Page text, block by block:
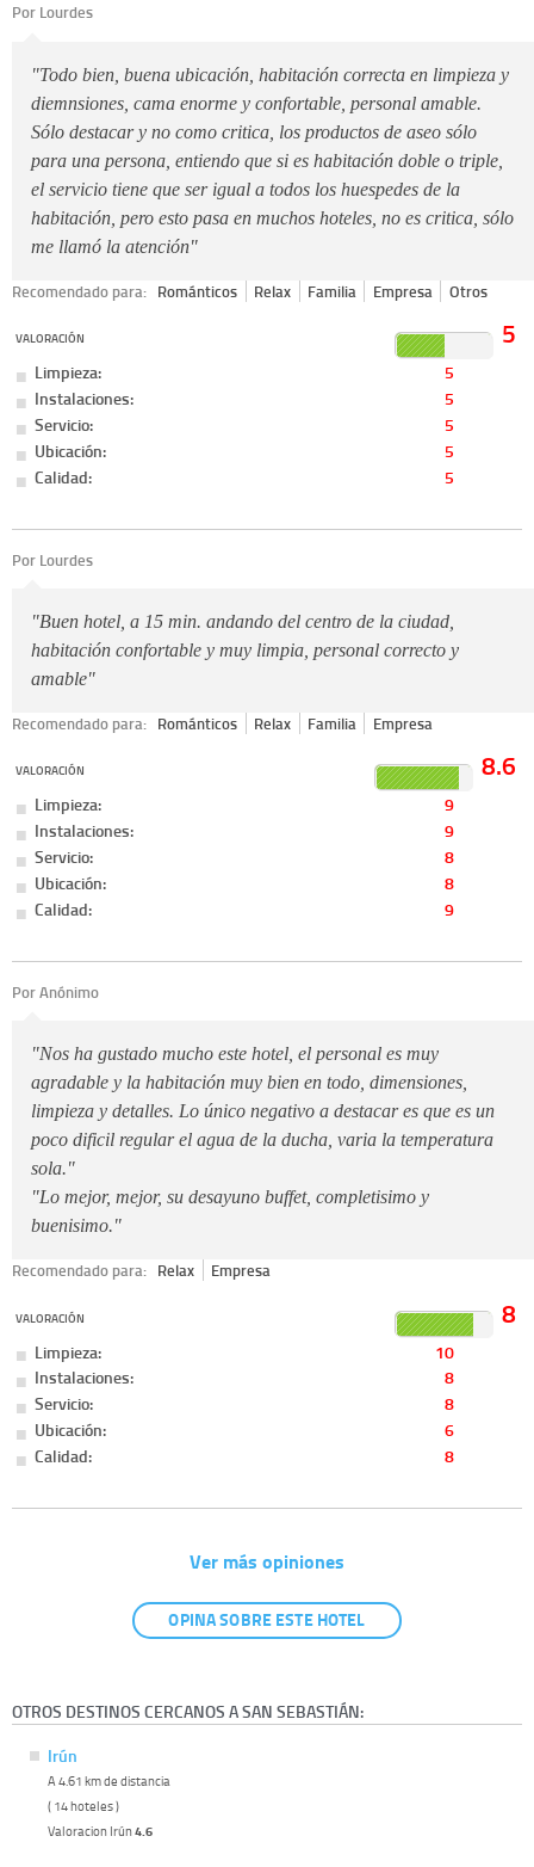
Por Lourdes
"Todo bien, buena ubicación, habitación correcta en limpieza y
diemnsiones, cama enorme y confortable, personal amable.
Sólo destacar y no como critica, los productos de aseo sólo
para una persona, entiendo que si es habitación doble o triple,
el servicio tiene que ser igual a todos los huespedes de la
habitación, pero esto pasa en muchos hoteles, no es critica, sólo
me llamó la atención"
Recomendado para: Románticos Relax Familia Empresa Otros
VALORACIÓN 5
Limpieza:
5
Instalaciones:
5
Servicio:
5
Ubicación:
5
Calidad:
5
Por Lourdes
"Buen hotel, a 15 min. andando del centro de la ciudad,
habitación confortable y muy limpia, personal correcto y
amable"
Recomendado para: Románticos Relax Familia Empresa
VALORACIÓN 8.6
Limpieza:
9
Instalaciones:
9
Servicio:
8
Ubicación:
8
Calidad:
9
Por Anónimo
"Nos ha gustado mucho este hotel, el personal es muy
agradable y la habitación muy bien en todo, dimensiones,
limpieza y detalles. Lo único negativo a destacar es que es un
poco dificil regular el agua de la ducha, varia la temperatura
sola."
"Lo mejor, mejor, su desayuno buffet, completisimo y
buenisimo."
Recomendado para: Relax Empresa
VALORACIÓN 8
Limpieza:
10
Instalaciones:
8
Servicio:
8
Ubicación:
6
Calidad:
8
Ver más opiniones
OPINA SOBRE ESTE HOTEL
OTROS DESTINOS CERCANOS A SAN SEBASTIÁN:
Irún
A 4.61 km de distancia
( 14 hoteles )
Valoracion Irún4.6